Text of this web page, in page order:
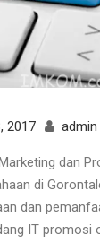
2017 admin
dan
di
dan
IT promosi